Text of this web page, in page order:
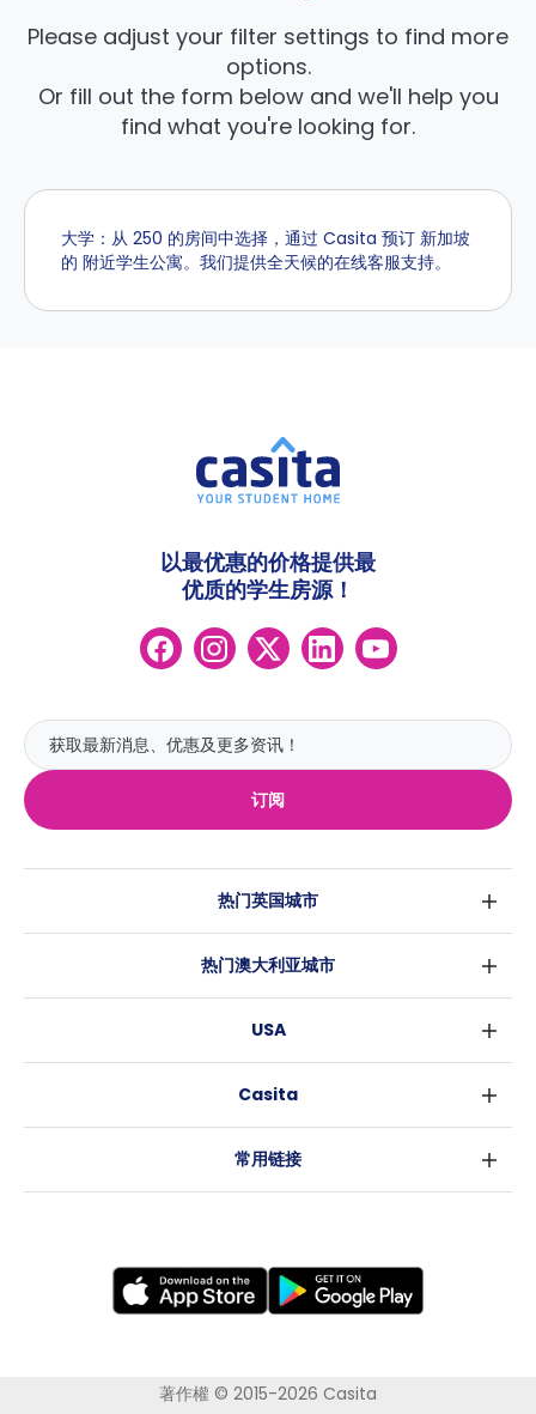
Please adjust your filter settings to find more
options.
Or fill out the form below and we'll help you
find what you're looking for.
大学：从 250 的房间中选择，通过 Casita 预订 新加坡
的 附近学生公寓。我们提供全天候的在线客服支持。
订阅
以最优惠的价格提供最
优质的学生房源！
热门英国城市
伦敦
爱丁堡
利兹
考文垂
莱斯特
纽卡斯尔
热门澳大利亚城市
布里斯班
阿德莱德
USA
洛杉矶
Casita
常用链接
著作權 © 2015-2026 Casita